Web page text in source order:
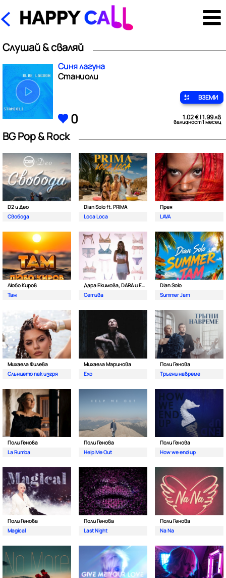
Слушай & сваляй
Синя лагуна
Станиоли
ВЗЕМИ
0 1.02 € | 1.99 лв
валидност 1 месец
BG Pop & Rock
D2 и Део
Свобода
Dian Solo ft. PRIMA
Loca Loca
Прея
LAVA
Любо Киров
Там
Дара Екимова, DARA и Eva Lea
Сетива
Dian Solo
Summer Jam
Михаела Филева
Слънцето пак изгря
Михаела Маринова
Ехо
Поли Генова
Тръгни навреме
Поли Генова
La Rumba
Поли Генова
Help Me Out
Поли Генова
How we end up
Поли Генова
Magical
Поли Генова
Last Night
Поли Генова
Na Na